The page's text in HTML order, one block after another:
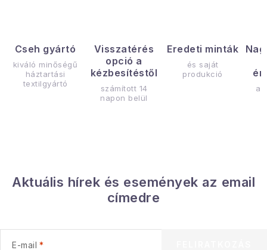
Cseh gyártó
kiváló minőségű
háztartási
textilgyártó
Visszatérés
opció a
kézbesítéstől
számított 14
napon belül
Eredeti minták
és saját
produkció
Aktuális hírek és események az email
címedre
E-mail